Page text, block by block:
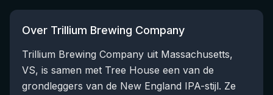
Over Trillium Brewing Company
Trillium Brewing Company uit Massachusetts,
VS, is samen met Tree House een van de
grondleggers van de New England IPA-stijl. Ze